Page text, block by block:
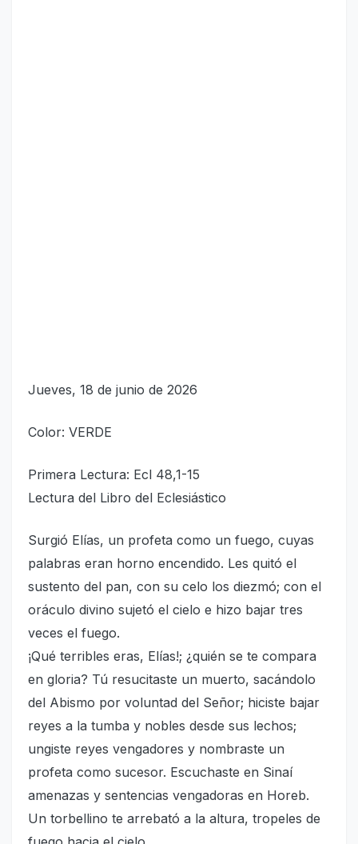
Jueves, 18 de junio de 2026
Color: VERDE
Primera Lectura: Ecl 48,1-15
Lectura del Libro del Eclesiástico
Surgió Elías, un profeta como un fuego, cuyas
palabras eran horno encendido. Les quitó el
sustento del pan, con su celo los diezmó; con el
oráculo divino sujetó el cielo e hizo bajar tres
veces el fuego.
¡Qué terribles eras, Elías!; ¿quién se te compara
en gloria? Tú resucitaste un muerto, sacándolo
del Abismo por voluntad del Señor; hiciste bajar
reyes a la tumba y nobles desde sus lechos;
ungiste reyes vengadores y nombraste un
profeta como sucesor. Escuchaste en Sinaí
amenazas y sentencias vengadoras en Horeb.
Un torbellino te arrebató a la altura, tropeles de